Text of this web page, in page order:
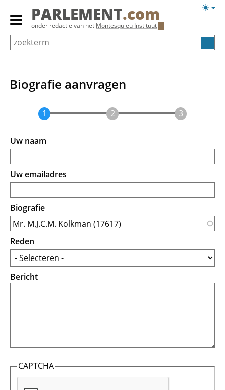
Overslaan
Primair
menu
tonen/verbergen
PARLEMENT.com
onder redactie van het Montesquieu Instituut
Biografie aanvragen
Uw naam
Uw emailadres
Biografie
Reden
Bericht
CAPTCHA